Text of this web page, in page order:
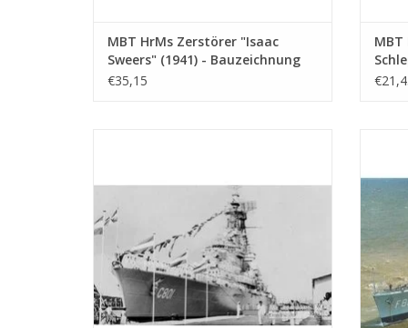
MBT HrMs Zerstörer "Isaac
Sweers" (1941) - Bauzeichnung
Maßstab 1 : 200 (10.11.001)
€35,15
MBT
ZUM WARENKORB HINZUFÜGEN